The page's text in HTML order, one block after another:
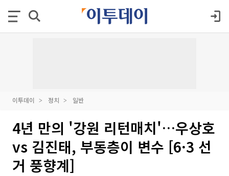
이투데이 정치 일반
4년 만의 '강원 리턴매치'…우상호
vs 김진태, 부동층이 변수 [6·3 선
거 풍향계]